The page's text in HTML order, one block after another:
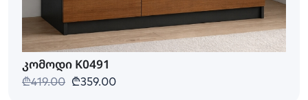
კომოდი K0491
₾419.00 ₾359.00